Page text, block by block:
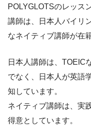
POLYGLOTSのレッス
講師は、日本人バイリ
なネイティブ講師が在
日本人講師は、TOEIC
でなく、日本人が英語
知しています。
ネイティブ講師は、実
得意としています。